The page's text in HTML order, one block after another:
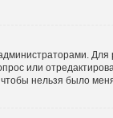
или
нельзя было